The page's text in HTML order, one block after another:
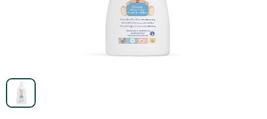
X (Twitter)
Email
Kopiraj link